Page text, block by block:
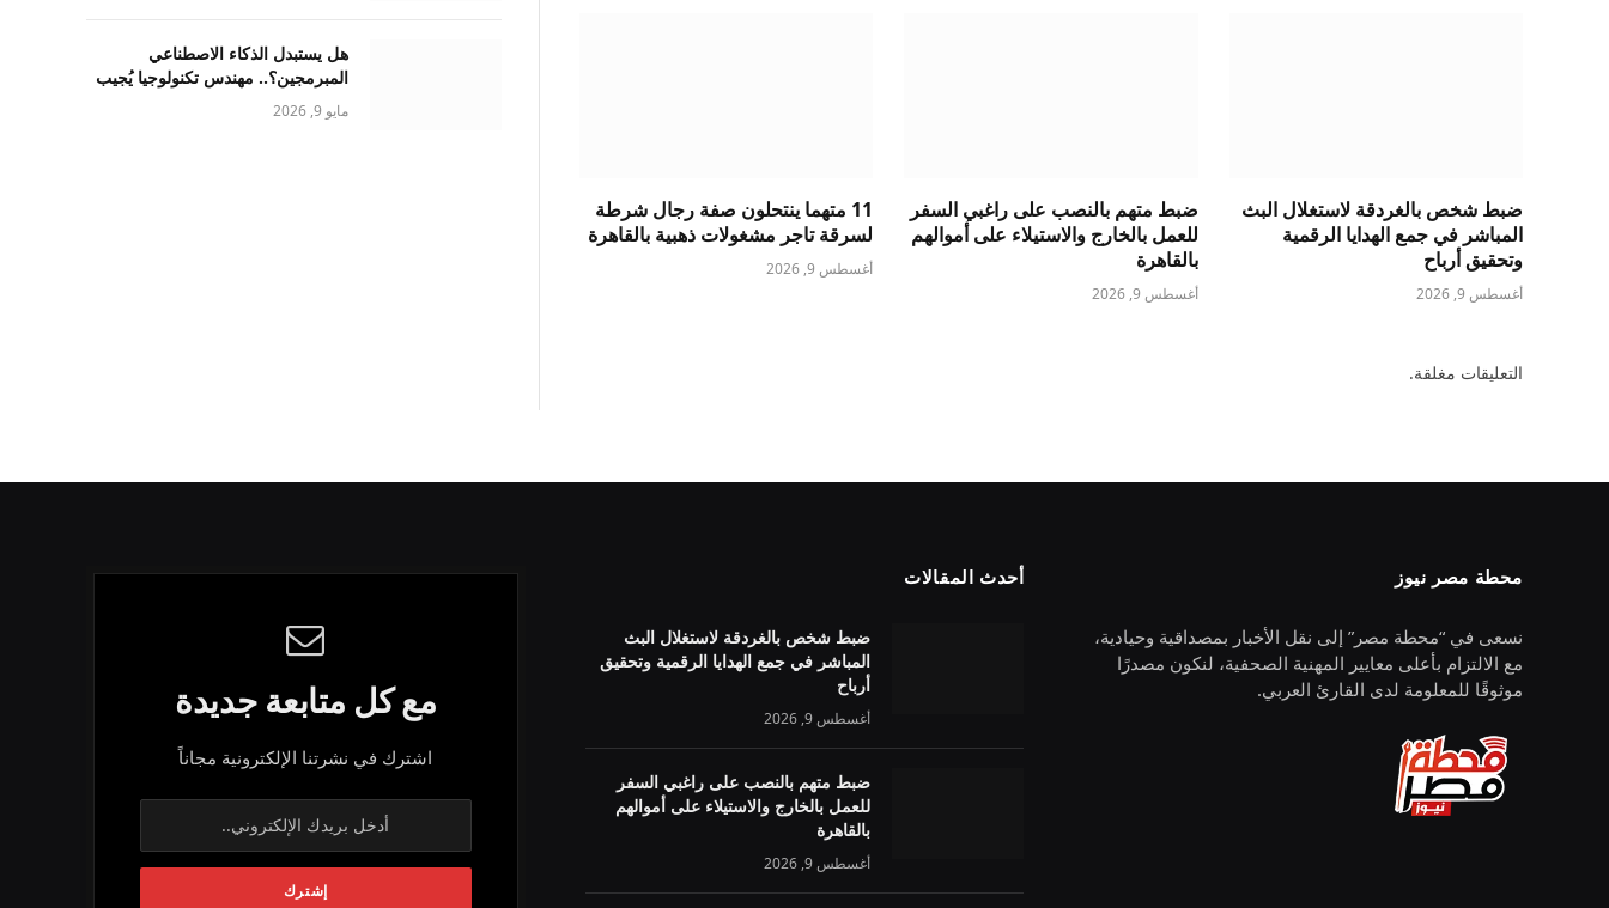
ضبط شخص بالغردقة لاستغلال البث
المباشر في جمع الهدايا الرقمية
وتحقيق أرباح
أغسطس 9, 2026
ضبط متهم بالنصب على راغبي السفر
للعمل بالخارج والاستيلاء على أموالهم
بالقاهرة
أغسطس 9, 2026
11 متهما ينتحلون صفة رجال شرطة
لسرقة تاجر مشغولات ذهبية بالقاهرة
أغسطس 9, 2026
التعليقات مغلقة.
هل يستبدل الذكاء الاصطناعي
المبرمجين؟.. مهندس تكنولوجيا يُجيب
مايو 9, 2026
محطة مصر نيوز
نسعى في “محطة مصر” إلى نقل الأخبار بمصداقية وحيادية،
مع الالتزام بأعلى معايير المهنية الصحفية، لنكون مصدرًا
موثوقًا للمعلومة لدى القارئ العربي.
أحدث المقالات
ضبط شخص بالغردقة لاستغلال البث
المباشر في جمع الهدايا الرقمية وتحقيق
أرباح
أغسطس 9, 2026
ضبط متهم بالنصب على راغبي السفر
للعمل بالخارج والاستيلاء على أموالهم
بالقاهرة
أغسطس 9, 2026
مع كل متابعة جديدة
اشترك في نشرتنا الإلكترونية مجاناً